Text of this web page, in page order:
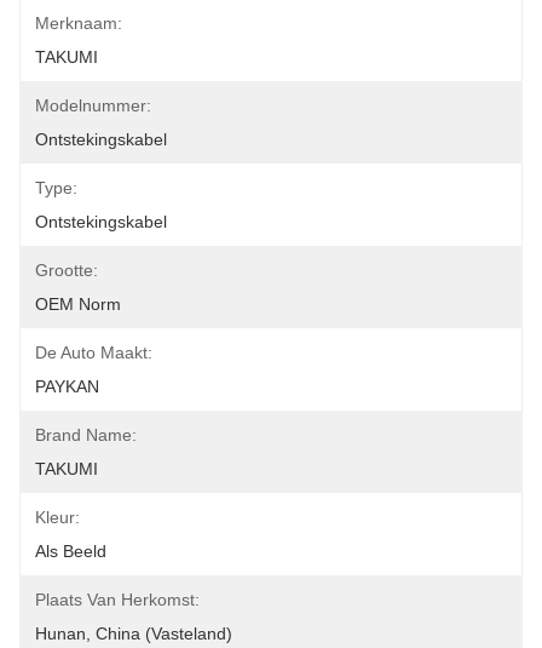
Merknaam:
TAKUMI
Modelnummer:
Ontstekingskabel
Type:
Ontstekingskabel
Grootte:
OEM Norm
De Auto Maakt:
PAYKAN
Brand Name:
TAKUMI
Kleur:
Als Beeld
Plaats Van Herkomst:
Hunan, China (Vasteland)